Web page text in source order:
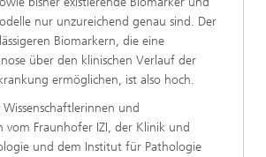
nur unzureichend genau sind. Der
Biomarkern, die eine
über den klinischen Verlauf der
ermöglichen, ist also hoch.
Wissenschaftlerinnen und
vom Fraunhofer IZI, der Klinik und
und dem Institut für Pathologie